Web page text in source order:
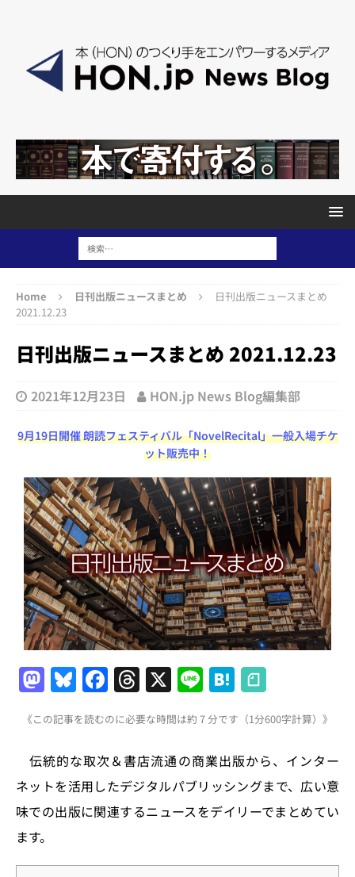
Home 日刊出版ニュースまとめ
日刊出版ニュースまとめ
2021.12.23
日刊出版ニュースまとめ 2021.12.23
2021年12月23日 HON.jp News Blog編集部
9月19日開催 朗読フェスティバル「NovelRecital」一般入場チケ
ット販売中！
M
a
st
o
d
o
Bl
u
e
s
k
y
F
a
c
e
b
o
k
T
h
re
a
d
s
X Li
n
e
H
at
e
n
a
《この記事を読むのに必要な時間は約 7 分です（1分600字計算）》
伝統的な取次＆書店流通の商業出版から、インター
ネットを活用したデジタルパブリッシングまで、広い意
味での出版に関連するニュースをデイリーでまとめてい
ます。